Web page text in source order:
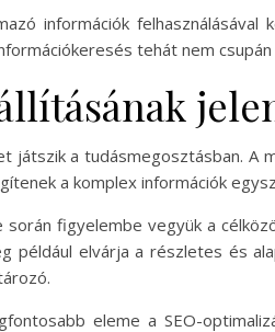
információk
tehát nem
játszik a tudásmegosztásban. A
a komplex információk
figyelembe vegyük a
például elvárja a részletes és
eleme a SEO-